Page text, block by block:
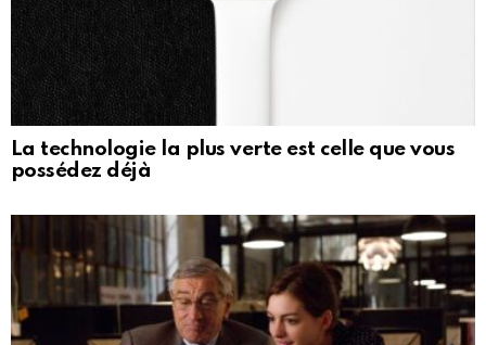
La technologie la plus verte est celle que vous
possédez déjà